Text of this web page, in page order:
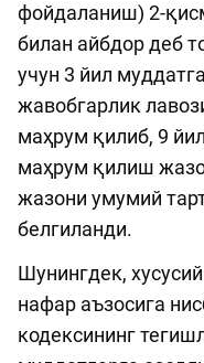
фойдаланиш) 2-
билан айбдор деб
учун 3 йил
жавобгарлик
маҳрум қилиб, 9
маҳрум қилиш
жазони умумий
белгиланди.
Шунингдек,
нафар аъзосига
кодексининг